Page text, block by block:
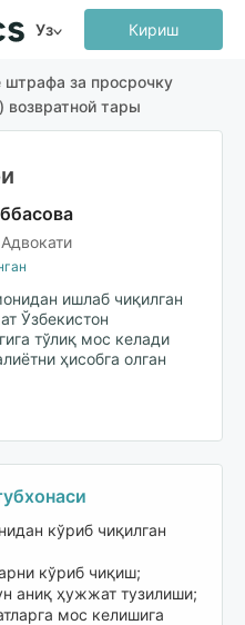
Уз Кириш
штрафа за просрочку
возвратной тары
ишлаб чиқилган
Ўзбекистон
тўлиқ мос келади
ҳисобга олган
кўриб чиқилган
кўриб чиқиш;
аниқ ҳужжат тузилиши;
мос келишига